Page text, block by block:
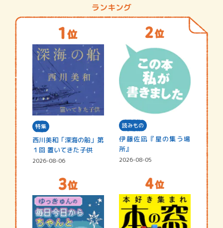
ランキング
特集
西川美和「深海の船」第
１回 置いてきた子供
2026-08-06
読みもの
伊藤佐凪『星の集う場
所』
2026-08-05